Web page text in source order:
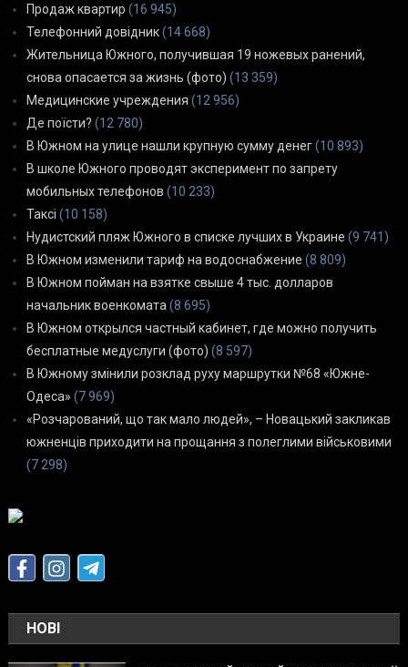
Продаж квартир (16 945)
Телефонний довідник(14 668)
Жительница Южного, получившая 19 ножевых ранений,
снова опасается за жизнь (фото) (13 359)
Медицинские учреждения (12 956)
Де поїсти? (12 780)
В Южном на улице нашли крупную сумму денег(10 893)
В школе Южного проводят эксперимент по запрету
мобильных телефонов (10 233)
Таксі (10 158)
Нудистский пляж Южного в списке лучших в Украине (9 741)
В Южном изменили тариф на водоснабжение (8 809)
В Южном пойман на взятке свыше 4 тыс. долларов
начальник военкомата (8 695)
В Южном открылся частный кабинет, где можно получить
бесплатные медуслуги (фото) (8 597)
В Южному змінили розклад руху маршрутки №68 «Южне-
Одеса» (7 969)
«Розчарований, що так мало людей», – Новацький закликав
южненців приходити на прощання з полеглими військовими
(7 298)
НОВІ